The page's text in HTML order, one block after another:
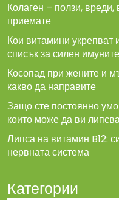
Колаген – ползи,
приемате
Кои витамини
списък за силен
Косопад при жените и
какво да направите
Защо сте постоянно
които може да ви
Липса на витамин B12:
нервната система
Категории